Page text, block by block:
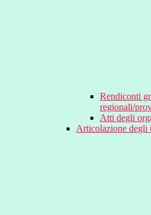
Rendiconti
regionali/
Atti degli
Articolazione degli